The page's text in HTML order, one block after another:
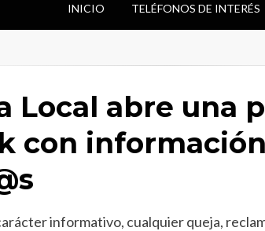
INICIO TELÉFONOS DE INTERÉS
Local abre una
con
informativo, cualquier queja,